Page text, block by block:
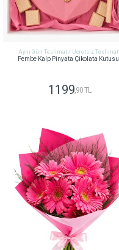
Aynı Gün Teslimat / Ücretsiz Teslimat
Pembe Kalp Pinyata Çikolata Kutusu
1199,90 TL